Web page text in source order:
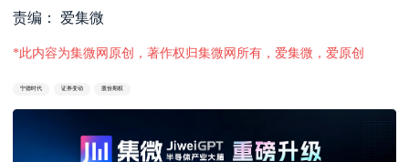
责编： 爱集微
*此内容为集微网原创，著作权归集微网所有，爱集微，爱原创
宁德时代 证券变动 股份期权